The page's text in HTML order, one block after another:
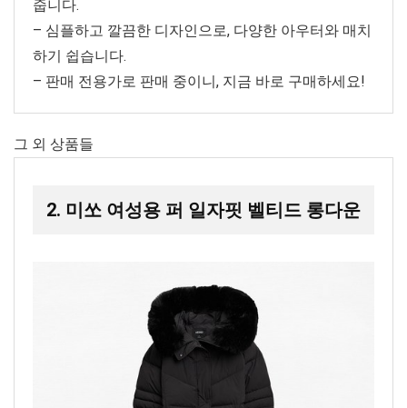
줍니다.
– 심플하고 깔끔한 디자인으로, 다양한 아우터와 매치
하기 쉽습니다.
– 판매 전용가로 판매 중이니, 지금 바로 구매하세요!
그 외 상품들
2. 미쏘 여성용 퍼 일자핏 벨티드 롱다운